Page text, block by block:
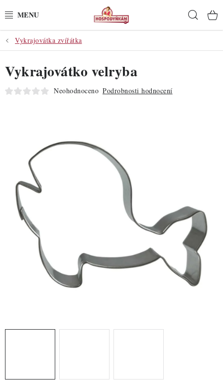
na
POTŘEBY
POMŮCKY
SUROVINY
PRO OSLAVY
DO KUCHYNĚ
POCHUTINY
ZDRAVÉ PEČENÍ
DÁRKOVÉ POUKAZY
TÉMATICKÉ PRODUKTY
NOVÉ ZBOŽÍ
Nepřevzetí zásilky na dobírku
Obchodní podmínky
Vykrajovátka zvířátka
Vykrajovátko velryba
Neohodnoceno Podrobnosti hodnocení